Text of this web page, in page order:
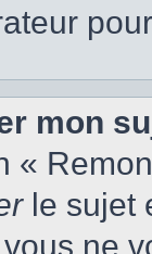
mon
«
le sujet
ne